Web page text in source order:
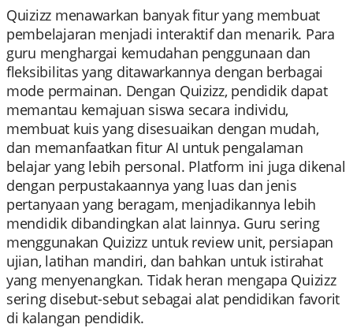
Quizizz menawarkan banyak fitur yang membuat
pembelajaran menjadi interaktif dan menarik. Para
guru menghargai kemudahan penggunaan dan
fleksibilitas yang ditawarkannya dengan berbagai
mode permainan. Dengan Quizizz, pendidik dapat
memantau kemajuan siswa secara individu,
membuat kuis yang disesuaikan dengan mudah,
dan memanfaatkan fitur AI untuk pengalaman
belajar yang lebih personal. Platform ini juga dikenal
dengan perpustakaannya yang luas dan jenis
pertanyaan yang beragam, menjadikannya lebih
mendidik dibandingkan alat lainnya. Guru sering
menggunakan Quizizz untuk review unit, persiapan
ujian, latihan mandiri, dan bahkan untuk istirahat
yang menyenangkan. Tidak heran mengapa Quizizz
sering disebut-sebut sebagai alat pendidikan favorit
di kalangan pendidik.